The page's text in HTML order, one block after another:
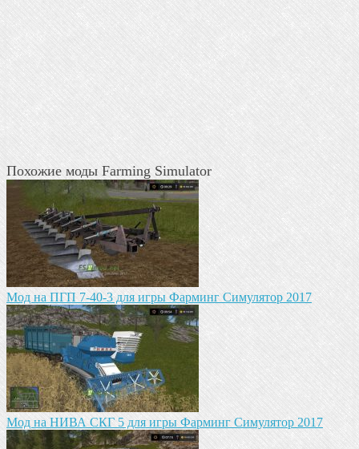
Похожие моды Farming Simulator
Mод на ПГП 7-40-3 для игры Фарминг Симулятор 2017
Mод на НИВА СКГ 5 для игры Фарминг Симулятор 2017